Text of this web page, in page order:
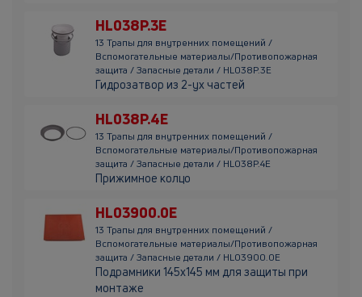
HL038P.3E
13 Трапы для внутренних помещений /
Вспомогательные материалы/Противопожарная
защита / Запасные детали / HL038P.3E
Гидрозатвор из 2-ух частей
HL038P.4E
13 Трапы для внутренних помещений /
Вспомогательные материалы/Противопожарная
защита / Запасные детали / HL038P.4E
Прижимное колцо
HL03900.0E
13 Трапы для внутренних помещений /
Вспомогательные материалы/Противопожарная
защита / Запасные детали / HL03900.0E
Подрамники 145х145 мм для защиты при
монтаже